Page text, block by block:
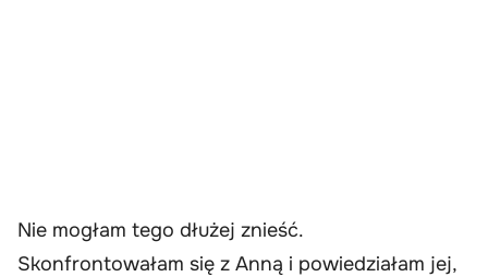
Nie mogłam tego dłużej znieść.
Skonfrontowałam się z Anną i powiedziałam jej,